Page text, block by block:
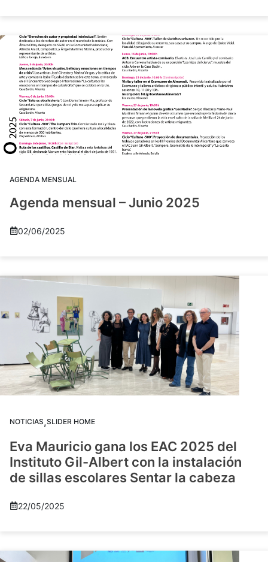
AGENDA MENSUAL
Agenda mensual – Junio 2025
02/06/2025
NOTICIAS,SLIDER HOME
Eva Mauricio gana los EAC 2025 del
Instituto Gil-Albert con la instalación
de sillas escolares Sentar la cabeza
22/05/2025